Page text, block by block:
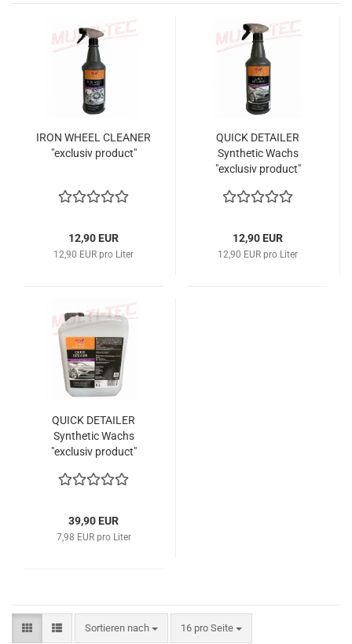
IRON WHEEL CLEANER
"exclusiv product"
12,90 EUR
12,90 EUR pro Liter
QUICK DETAILER
Synthetic Wachs
"exclusiv product"
12,90 EUR
12,90 EUR pro Liter
QUICK DETAILER
Synthetic Wachs
"exclusiv product"
39,90 EUR
7,98 EUR pro Liter
Sortieren nach
Sortieren nach 16 pro Seite
pro Seite